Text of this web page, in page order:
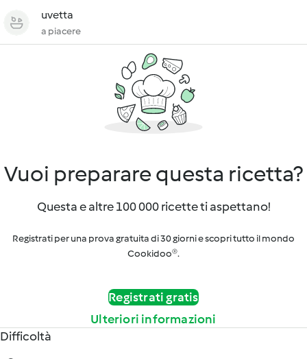
uvetta
a piacere
Vuoi preparare questa ricetta?
Questa e altre 100 000 ricette ti aspettano!
Registrati per una prova gratuita di 30 giorni e scopri tutto il mondo
Cookidoo®.
Registrati gratis
Ulteriori informazioni
Difficoltà